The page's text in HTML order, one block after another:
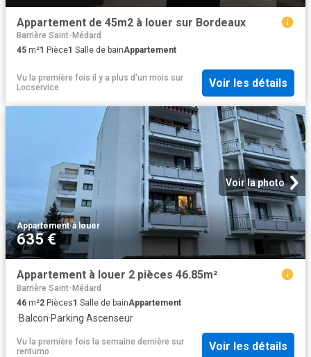
Appartement de 45m2 à louer sur Bordeaux
Barrière Saint-Médard
45 m²1 Pièce1 Salle de bainAppartement
Vu la première fois il y a plus d'un mois sur
Locservice
Voir les détails
Voir la photo
Appartement·à louer
635 €
Appartement à louer 2 pièces 46.85m²
Barrière Saint-Médard
46 m²2 Pièces1 Salle de bainAppartement
·Balcon·Parking·Ascenseur
Vu la première fois la semaine dernière sur
rentumo
Voir les détails